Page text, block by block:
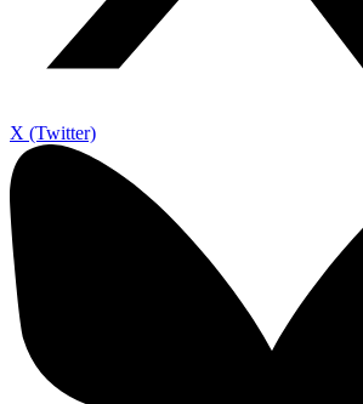
X (Twitter)